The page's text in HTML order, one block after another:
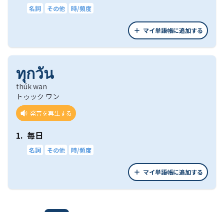
名詞 その他 時/頻度
マイ単語帳に追加する
ทุกวัน
thúk wan
トゥック ワン
発音を再生する
1. 毎日
名詞 その他 時/頻度
マイ単語帳に追加する